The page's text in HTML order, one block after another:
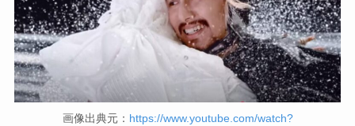
画像出典元： https://www.youtube.com/watch?